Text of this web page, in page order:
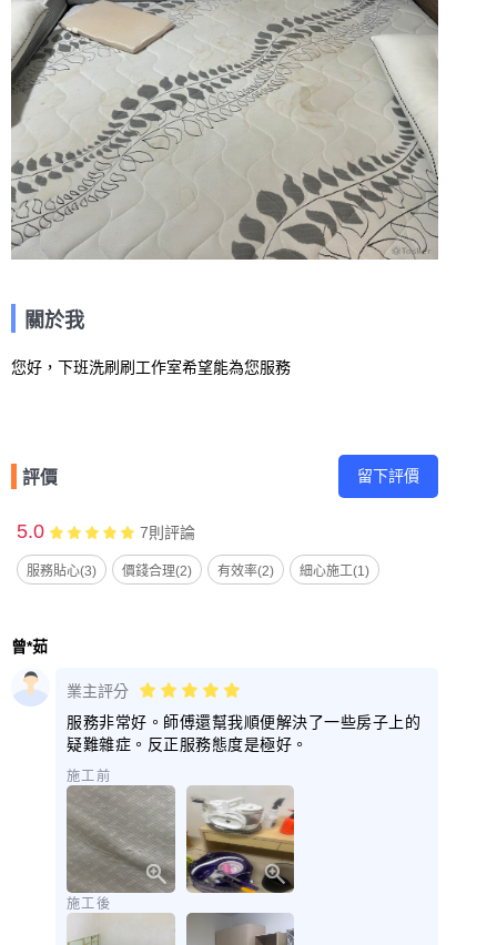
關於我
您好，下班洗刷刷工作室希望能為您服務
評價 留下評價
5.0 7則評論
服務貼心(3) 價錢合理(2) 有效率(2) 細心施工(1)
曾*茹
業主評分
服務非常好。師傅還幫我順便解決了一些房子上的
疑難雜症。反正服務態度是極好。
施工前
施工後